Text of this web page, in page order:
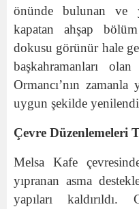
önünde bulunan ve
kapatan ahşap
dokusu görünür hale
başkahramanları
Ormancı’nın
uygun şekilde
Çevre Düzenlemeleri
Melsa Kafe
yıpranan asma
yapıları kaldırıldı.